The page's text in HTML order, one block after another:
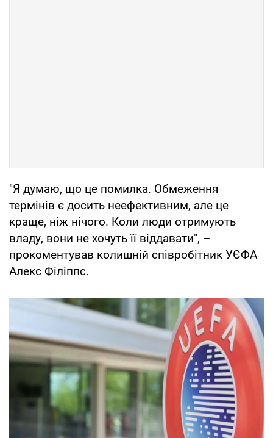
"Я думаю, що це помилка. Обмеження
термінів є досить неефективним, але це
краще, ніж нічого. Коли люди отримують
владу, вони не хочуть її віддавати", –
прокоментував колишній співробітник УЄФА
Алекс Філіппс.